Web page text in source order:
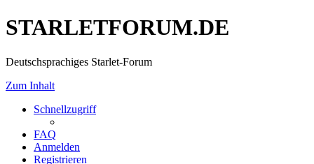
STARLETFORUM.DE
Deutschsprachiges Starlet-Forum
Zum Inhalt
Schnellzugriff
FAQ
Anmelden
Registrieren